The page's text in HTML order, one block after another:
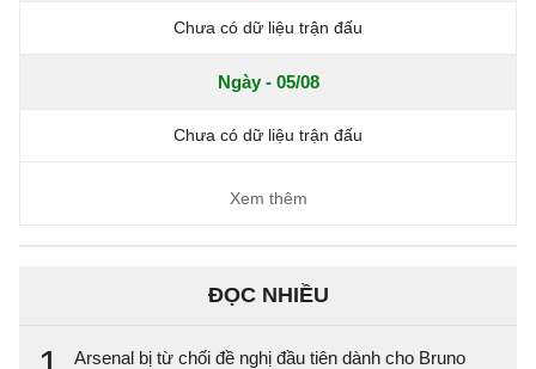
Chưa có dữ liệu trận đấu
Ngày - 05/08
Chưa có dữ liệu trận đấu
Xem thêm
ĐỌC NHIỀU
Arsenal bị từ chối đề nghị đầu tiên dành cho Bruno